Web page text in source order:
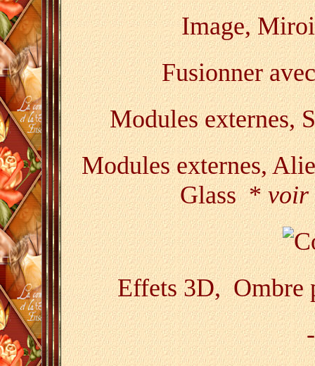
Image,
Fusionner
Modules externes,
Modules externes,
Glass * voir
Effets 3D, Ombre